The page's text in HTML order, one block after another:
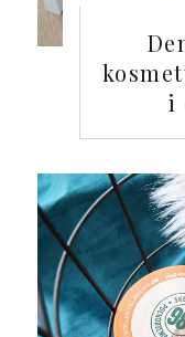
i